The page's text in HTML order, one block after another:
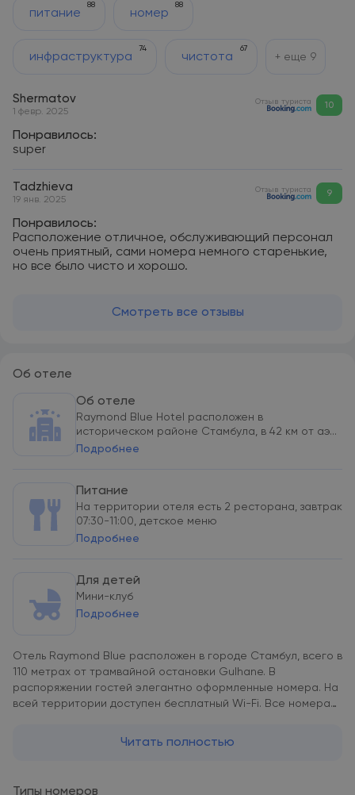
питание
88
номер
88
инфраструктура
74
чистота
67
+ еще 9
Shermatov
1 февр. 2025
Отзыв туриста 10
Понравилось:
super
Tadzhieva
19 янв. 2025
Отзыв туриста 9
Понравилось:
Расположение отличное, обслуживающий персонал
очень приятный, сами номера немного старенькие,
но все было чисто и хорошо.
Смотреть все отзывы
Об отеле
Об отеле
Raymond Blue Hotel расположен в
историческом районе Стамбула, в 42 км от аэ...
Подробнее
Питание
На территории отеля есть 2 ресторана, завтрак
07:30-11:00, детское меню
Подробнее
Для детей
Мини-клуб
Подробнее
Отель Raymond Blue расположен в городе Стамбул, всего в
110 метрах от трамвайной остановки Gulhane. В
распоряжении гостей элегантно оформленные номера. На
всей территории доступен бесплатный Wi-Fi. Все номера
чайником и телевизор с плоским экраном и спутниковыми
Читать полностью
Типы номеров